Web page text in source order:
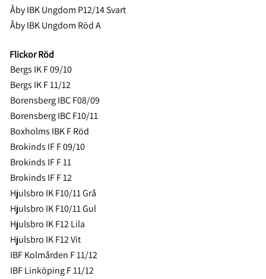
Åby IBK Ungdom P12/14 Svart
Åby IBK Ungdom Röd A
Flickor Röd
Bergs IK F 09/10
Bergs IK F 11/12
Borensberg IBC F08/09
Borensberg IBC F10/11
Boxholms IBK F Röd
Brokinds IF F 09/10
Brokinds IF F 11
Brokinds IF F 12
Hjulsbro IK F10/11 Grå
Hjulsbro IK F10/11 Gul
Hjulsbro IK F12 Lila
Hjulsbro IK F12 Vit
IBF Kolmården F 11/12
IBF Linköping F 11/12